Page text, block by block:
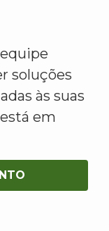
soluções
às suas
em